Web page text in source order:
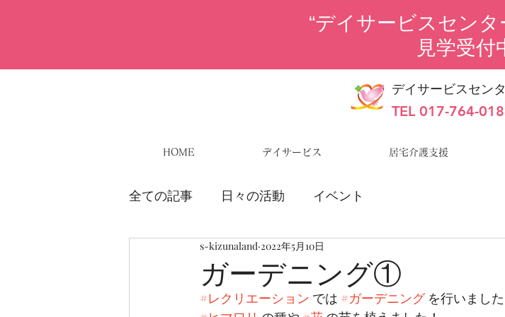
“デイサービスセン
見学受付
デイサービスセン
TEL 017-764-
HOME デイサービス 居宅介護支援
全ての記事 日々の活動 イベント
ガーデニング①
s-kizunaland 2022年5月10日
#レクリエーション では #ガーデニング を行いました